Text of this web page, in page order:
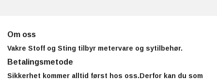
Om oss
Vakre Stoff og Sting tilbyr metervare og sytilbehør.
Betalingsmetode
Sikkerhet kommer alltid først hos oss.Derfor kan du som